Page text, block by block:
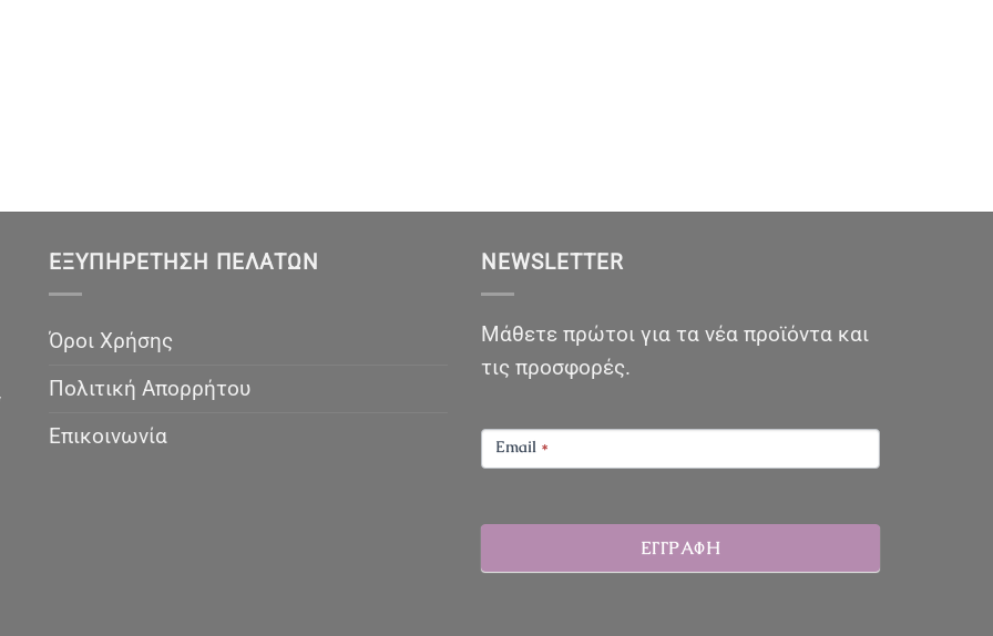
ΕΞΥΠΗΡΈΤΗΣΗ ΠΕΛΑΤΏΝ
Όροι Χρήσης
Πολιτική Απορρήτου
Επικοινωνία
NEWSLETTER
Μάθετε πρώτοι για τα νέα προϊόντα και
τις προσφορές.
NEWSLETTER
Email *
ΕΓΓΡΑΦΗ